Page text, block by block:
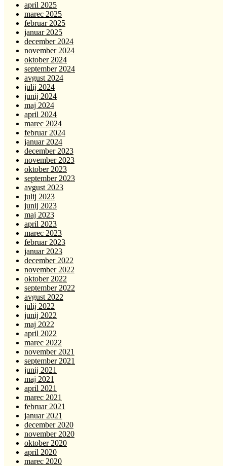
april 2025
marec 2025
februar 2025
januar 2025
december 2024
november 2024
oktober 2024
september 2024
avgust 2024
julij 2024
junij 2024
maj 2024
april 2024
marec 2024
februar 2024
januar 2024
december 2023
november 2023
oktober 2023
september 2023
avgust 2023
julij 2023
junij 2023
maj 2023
april 2023
marec 2023
februar 2023
januar 2023
december 2022
november 2022
oktober 2022
september 2022
avgust 2022
julij 2022
junij 2022
maj 2022
april 2022
marec 2022
november 2021
september 2021
junij 2021
maj 2021
april 2021
marec 2021
februar 2021
januar 2021
december 2020
november 2020
oktober 2020
april 2020
marec 2020